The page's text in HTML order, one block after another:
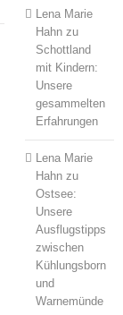
Lena Marie
Hahnzu
Schottland
mit Kindern:
Unsere
gesammelten
Erfahrungen
Lena Marie
Hahnzu
Ostsee:
Unsere
Ausflugstipps
zwischen
Kühlungsborn
und
Warnemünde